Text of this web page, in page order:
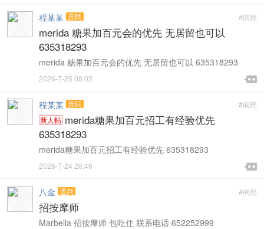
#南部
程某某 庶民
merida 糖果加百元会的优先 无居留也可以
635318293
merida 糖果加百元会的优先 无居留也可以 635318293

2026-7-25 08:02 
#南部
程某某 庶民
新人帖 merida糖果加百元招工有经验优先
635318293
merida糖果加百元招工有经验优先 635318293

2026-7-24 20:46 
#南部
八金 通判
招按摩师
Marbella 招按摩师 包吃住 联系电话 652252999